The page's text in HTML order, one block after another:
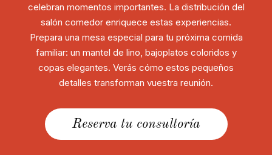
celebran momentos importantes. La distribución del
salón comedor enriquece estas experiencias.
Prepara una mesa especial para tu próxima comida
familiar: un mantel de lino, bajoplatos coloridos y
copas elegantes. Verás cómo estos pequeños
detalles transforman vuestra reunión.
Reserva tu consultoría